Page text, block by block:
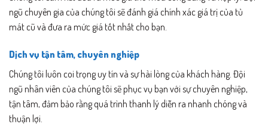
ngũ chuyên gia của chúng tôi sẽ đánh giá chính xác giá trị của tủ
mát cũ và đưa ra mức giá tốt nhất cho bạn.
Dịch vụ tận tâm, chuyên nghiệp
Chúng tôi luôn coi trọng uy tín và sự hài lòng của khách hàng. Đội
ngũ nhân viên của chúng tôi sẽ phục vụ bạn với sự chuyên nghiệp,
tận tâm, đảm bảo rằng quá trình thanh lý diễn ra nhanh chóng và
thuận lợi.